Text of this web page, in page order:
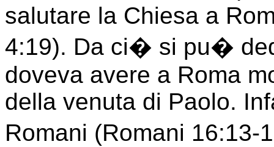
salutare la Chiesa a
4:19). Da ci� si pu�
doveva avere a Roma
della venuta di Paolo.
Romani (Romani